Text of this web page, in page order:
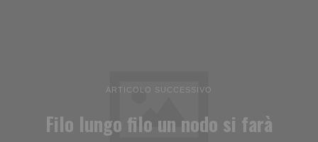
ARTICOLO SUCCESSIVO
Filo lungo filo un nodo si farà